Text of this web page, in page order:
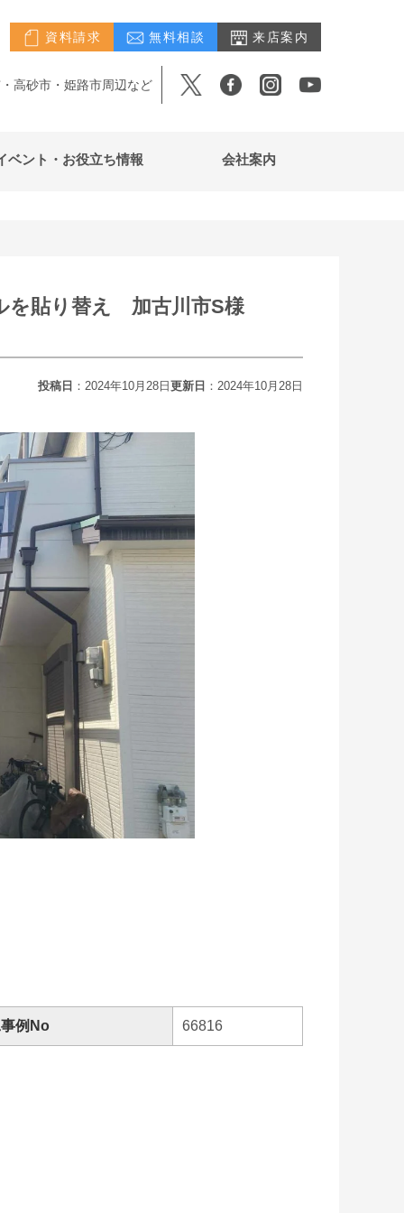
資料請求 無料相談 来店案内
高砂市・姫路市周辺など
ベント・お役立ち情報 会社案内
を貼り替え 加古川市S様
投稿日 ：2024年10月28日 更新日 ：2024年10月28日
例No 66816